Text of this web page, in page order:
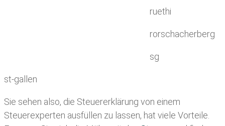
ruethi
rorschacherberg
sg
st-gallen
Sie sehen also, die Steuererklärung von einem
Steuerexperten ausfüllen zu lassen, hat viele Vorteile.